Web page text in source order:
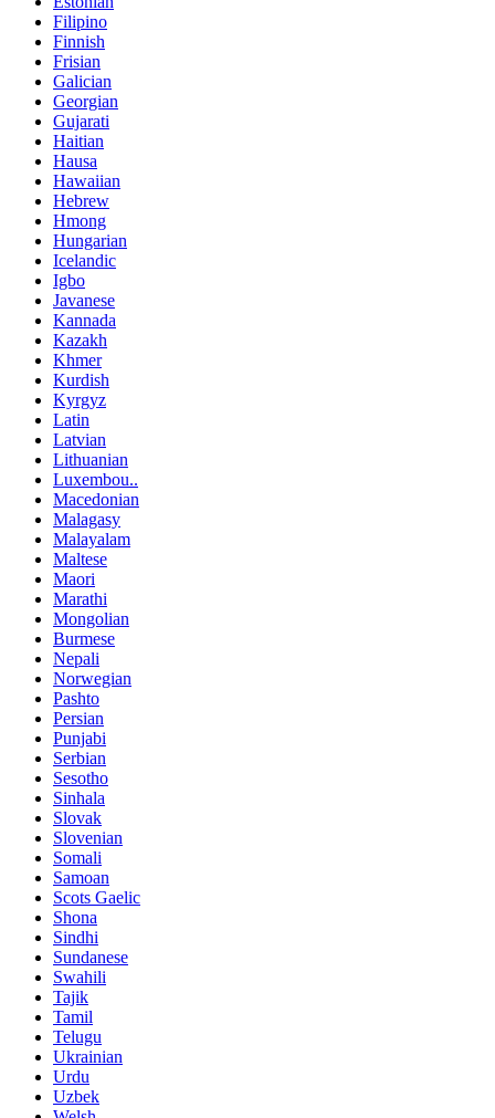
Filipino
Finnish
Frisian
Galician
Georgian
Gujarati
Haitian
Hausa
Hawaiian
Hebrew
Hmong
Hungarian
Icelandic
Igbo
Javanese
Kannada
Kazakh
Khmer
Kurdish
Kyrgyz
Latin
Latvian
Lithuanian
Luxembou..
Macedonian
Malagasy
Malayalam
Maltese
Maori
Marathi
Mongolian
Burmese
Nepali
Norwegian
Pashto
Persian
Punjabi
Serbian
Sesotho
Sinhala
Slovak
Slovenian
Somali
Samoan
Scots Gaelic
Shona
Sindhi
Sundanese
Swahili
Tajik
Tamil
Telugu
Ukrainian
Urdu
Uzbek